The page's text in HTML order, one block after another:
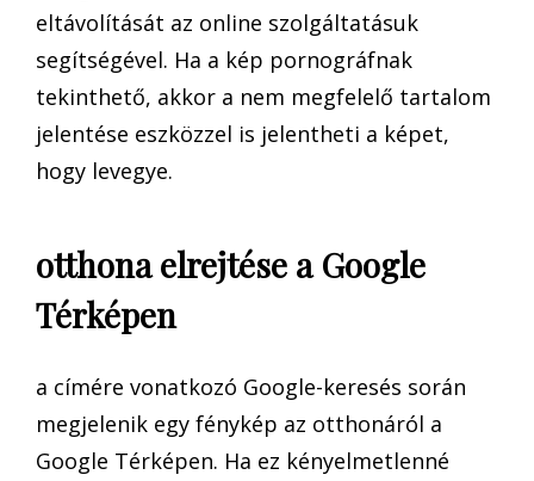
eltávolítását az online szolgáltatásuk
segítségével. Ha a kép pornográfnak
tekinthető, akkor a nem megfelelő tartalom
jelentése eszközzel is jelentheti a képet,
hogy levegye.
otthona elrejtése a Google
Térképen
a címére vonatkozó Google-keresés során
megjelenik egy fénykép az otthonáról a
Google Térképen. Ha ez kényelmetlenné